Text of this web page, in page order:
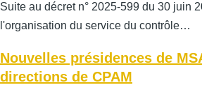
Suite au décret n° 2025-599 du 30 juin
l'organisation du service du contrôle…
Nouvelles présidences de
directions de CPAM